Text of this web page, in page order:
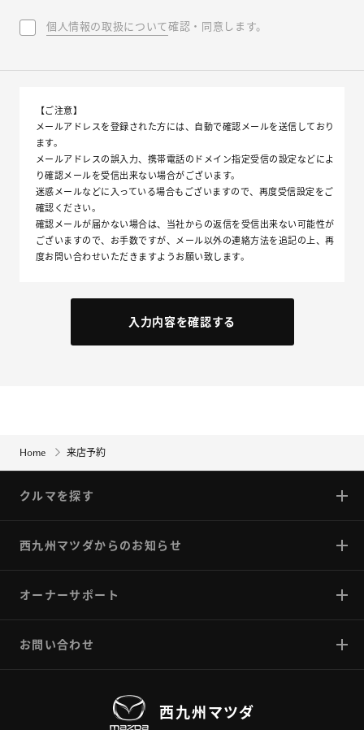
個人情報の取扱について確認・同意します。
【ご注意】
メールアドレスを登録された方には、自動で確認メールを送信しており
ます。
メールアドレスの誤入力、携帯電話のドメイン指定受信の設定などによ
り確認メールを受信出来ない場合がございます。
迷惑メールなどに入っている場合もございますので、再度受信設定をご
確認ください。
確認メールが届かない場合は、当社からの返信を受信出来ない可能性が
ございますので、お手数ですが、メール以外の連絡方法を追記の上、再
度お問い合わせいただきますようお願い致します。
入力内容を確認する
Home 来店予約
クルマを探す
西九州マツダからのお知らせ
オーナーサポート
お問い合わせ
西九州 マツダ